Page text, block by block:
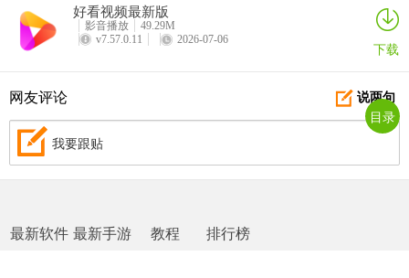
好看视频最新版
影音播放
49.29M
v7.57.0.11
2026-07-06 下载
说两句
网友评论
我要跟贴
最新软件 最新手游 教程 排行榜
目录